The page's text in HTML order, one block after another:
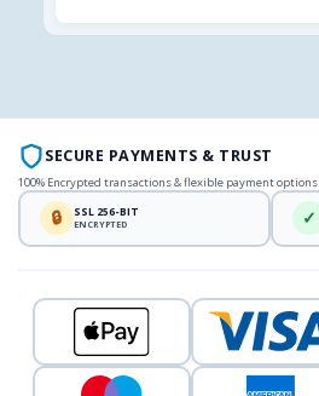
SECURE PAYMENTS & TRUST
100% Encrypted transactions & flexible payment options
🔒 SSL 256-BIT
ENCRYPTED ✓